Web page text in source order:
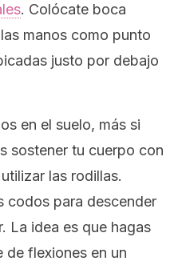
. Colócate boca
manos como punto
justo por debajo
en el suelo, más si
sostener tu cuerpo con
las rodillas.
codos para descender
La idea es que hagas
de flexiones en un